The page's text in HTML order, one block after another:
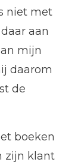
niet met
aan
mijn
daarom
de
boeken
zijn klant